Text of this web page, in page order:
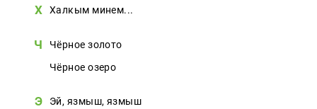
Х Халкым минем...
Ч Чёрное золото
Чёрное озеро
Э Эй, язмыш, язмыш